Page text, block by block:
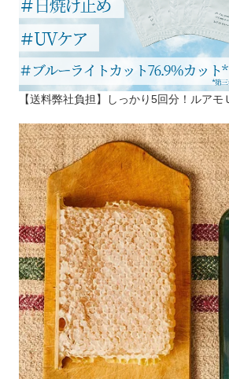
【送料弊社負担】しっかり5回分！ルアモ